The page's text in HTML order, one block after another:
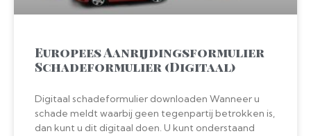
Europees Aanrijdingsformulier
Schadeformulier (Digitaal)
Digitaal schadeformulier downloaden Wanneer u
schade meldt waarbij geen tegenpartij betrokken is,
dan kunt u dit digitaal doen. U kunt onderstaand